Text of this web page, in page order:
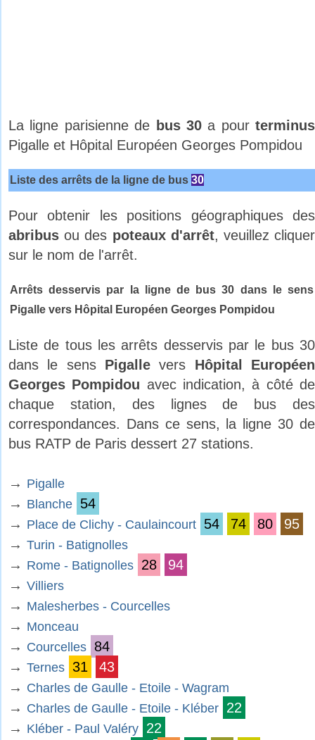
La ligne parisienne de bus 30a pour terminus
Pigalle et Hôpital Européen Georges Pompidou
Liste des arrêts de la ligne de bus 30
Pour obtenir les positions géographiques des
abribus ou des poteaux d'arrêt, veuillez cliquer
sur le nom de l'arrêt.
Arrêts desservis par la ligne de bus 30 dans le sens
Pigalle vers Hôpital Européen Georges Pompidou
Liste de tous les arrêts desservis par le bus 30
dans le sens Pigalle vers Hôpital Européen
Georges Pompidou avec indication, à côté de
chaque station, des lignes de bus des
correspondances. Dans ce sens, la ligne 30 de
bus RATP de Paris dessert 27 stations.
→ Pigalle
→ Blanche 54
→ Place de Clichy - Caulaincourt 54 74 80
95
→ Turin - Batignolles
→ Rome - Batignolles 28
94
→ Villiers
→ Malesherbes - Courcelles
→ Monceau
→ Courcelles 84
→ Ternes 31
43
→ Charles de Gaulle - Etoile - Wagram
→ Charles de Gaulle - Etoile - Kléber 22
→ Kléber - Paul Valéry 22